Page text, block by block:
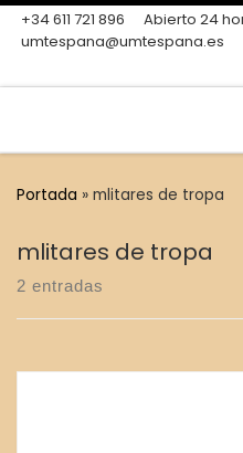
Skip to content
+34 611 721 896
Abierto 24
umtespana@umtespana.es
Portada » mlitares de tropa
mlitares de tropa
2 entradas